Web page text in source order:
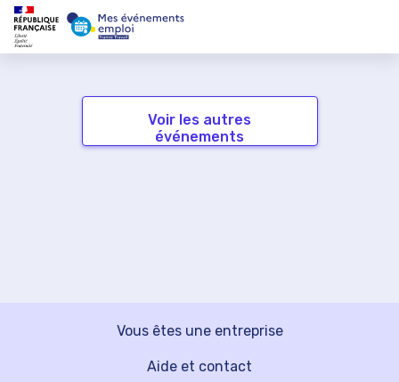
Voir les autres
événements
Vous êtes une entreprise
Aide et contact